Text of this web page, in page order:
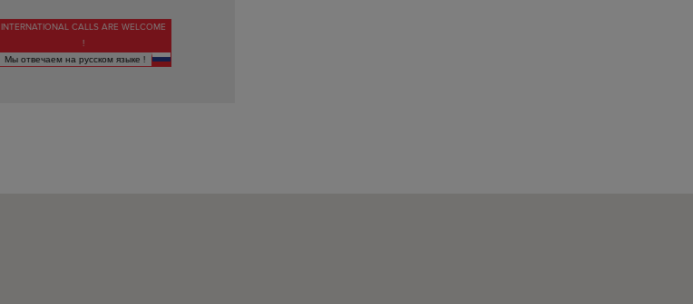
INTERNATIONAL CALLS ARE WELCOME
!
Мы отвечаем на русском языке !